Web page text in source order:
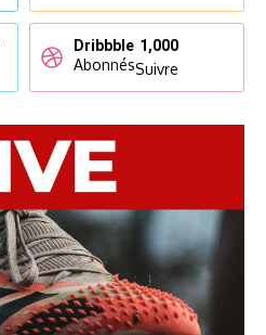
Dribbble 1,000
AbonnésSuivre